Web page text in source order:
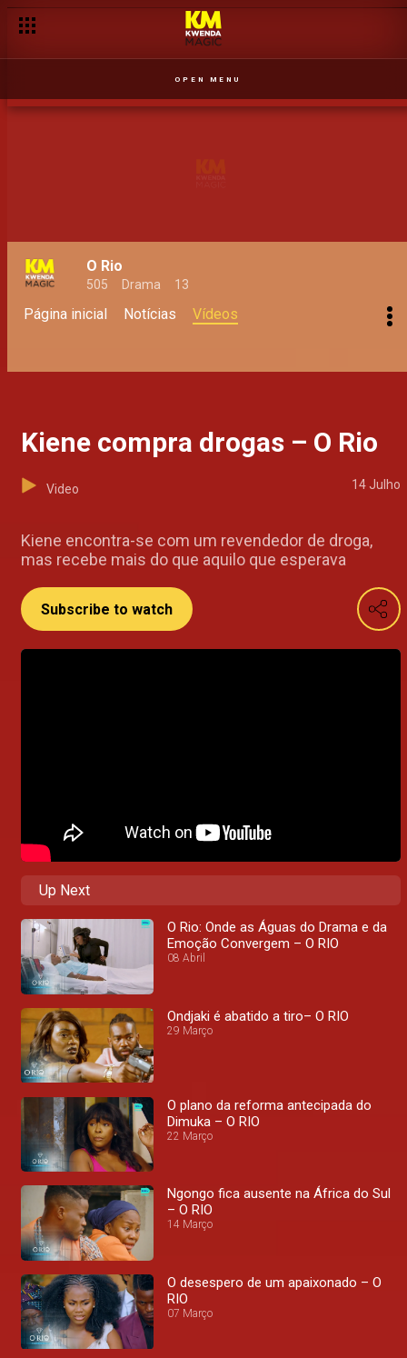
OPEN MENU
O Rio
505 Drama 13
Página inicial Notícias Vídeos
Kiene compra drogas – O Rio
Video 14 Julho
Kiene encontra-se com um revendedor de droga,
mas recebe mais do que aquilo que esperava
Subscribe to watch
Up Next
O Rio: Onde as Águas do Drama e da
Emoção Convergem – O RIO
08 Abril
Ondjaki é abatido a tiro– O RIO
29 Março
O plano da reforma antecipada do
Dimuka – O RIO
22 Março
Ngongo fica ausente na África do Sul
– O RIO
14 Março
O desespero de um apaixonado – O
RIO
07 Março